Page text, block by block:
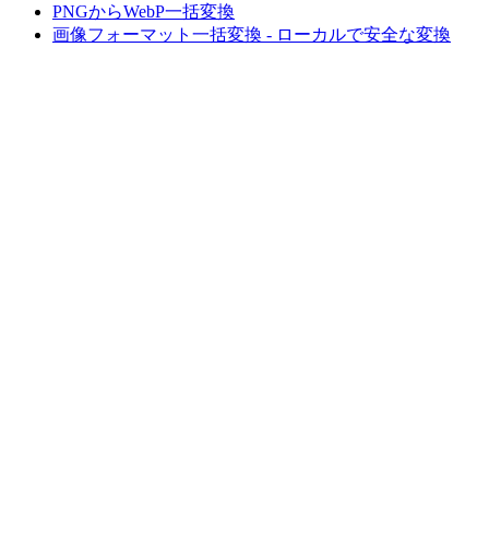
PNGからWebP一括変換
画像フォーマット一括変換 - ローカルで安全な変換